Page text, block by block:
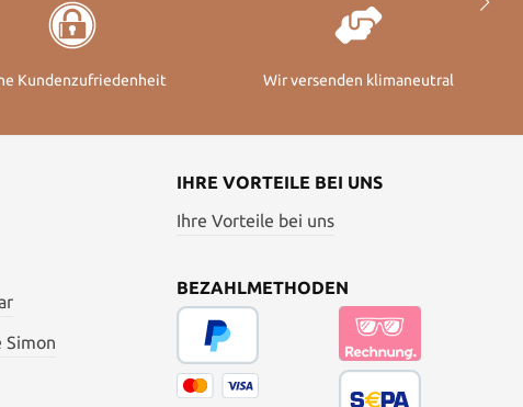
Kundenzufriedenheit Wir versenden klimaneutral
Simon
IHRE VORTEILE BEI UNS
Ihre Vorteile bei uns
BEZAHLMETHODEN